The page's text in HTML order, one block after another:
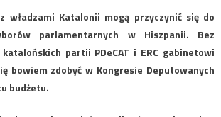
władzami Katalonii mogą przyczynić się do
parlamentarnych w Hiszpanii. Bez
partii PDeCAT i ERC gabinetowi
bowiem zdobyć w Kongresie Deputowanych
budżetu.